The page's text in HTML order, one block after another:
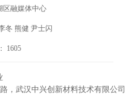
区融媒体中心
冬 熊健 尹士闪
1605
，武汉中兴创新材料技术有限公司